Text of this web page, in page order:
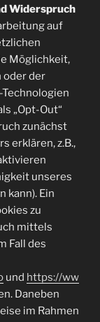
Widerspruch
auf
Möglichkeit,
oder der
„Opt-Out“
zunächst
erklären, z.B.,
unseres
kann). Ein
zu
mittels
Fall des
und https://ww
Daneben
im Rahmen